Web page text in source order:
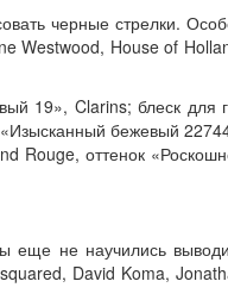
черные стрелки.
Westwood, House of
19», Clarins; блеск для
бежевый
Rouge, оттенок
еще не научились
David Koma,